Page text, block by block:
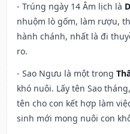
- Trúng ngày 14 Âm lịch là
nhuộm lò gốm, làm rượu,
hành chánh, nhất là đi
ro.
- Sao Ngưu là một trong
khó nuôi. Lấy tên Sao
tên cho con kết hợp làm
sinh mới mong nuôi con